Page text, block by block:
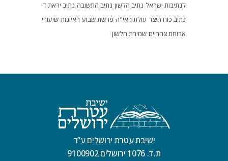
לנתיבות ישראל נתיב הלשון נתיב התשובה נתיב יראת ד'
נתיב כוח היצר עולת ראי"ה פרשת שבוע ראיונות שיעורי
ארוחת צהריים שמירת הלשון
ישיבת עטרת ירושלים ע”ר
ת.ד. 1076 ירושלים 9100902